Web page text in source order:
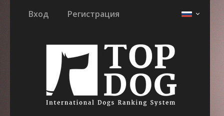
Вход Регистрация